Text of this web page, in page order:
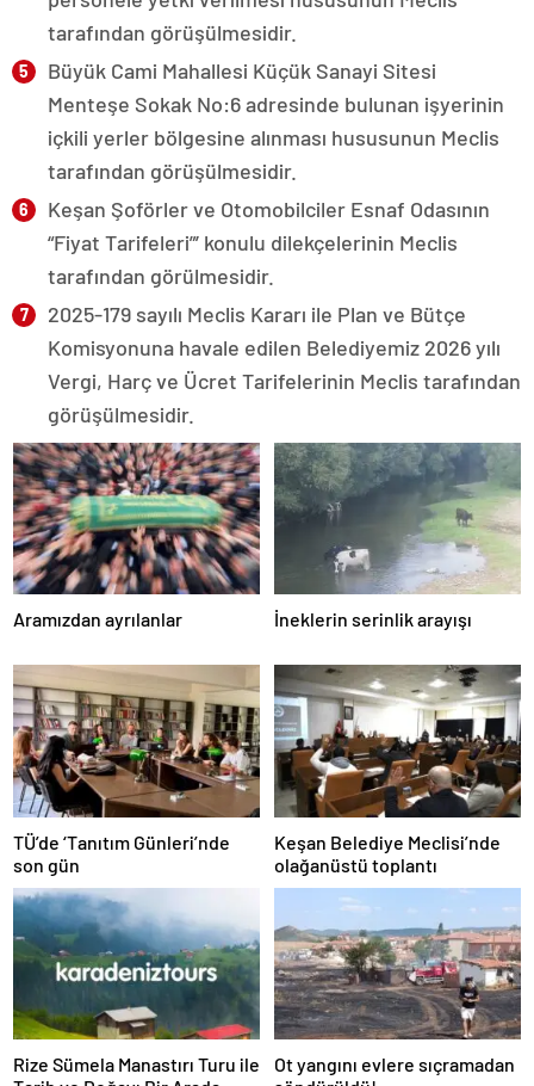
tarafından görüşülmesidir.
Büyük Cami Mahallesi Küçük Sanayi Sitesi
Menteşe Sokak No:6 adresinde bulunan işyerinin
içkili yerler bölgesine alınması hususunun Meclis
tarafından görüşülmesidir.
Keşan Şoförler ve Otomobilciler Esnaf Odasının
“Fiyat Tarifeleri”’ konulu dilekçelerinin Meclis
tarafından görülmesidir.
2025-179 sayılı Meclis Kararı ile Plan ve Bütçe
Komisyonuna havale edilen Belediyemiz 2026 yılı
Vergi, Harç ve Ücret Tarifelerinin Meclis tarafından
görüşülmesidir.
Aramızdan ayrılanlar İneklerin serinlik arayışı
TÜ’de ‘Tanıtım Günleri’nde
son gün
Keşan Belediye Meclisi’nde
olağanüstü toplantı
Rize Sümela Manastırı Turu ile
Ot yangını evlere sıçramadan